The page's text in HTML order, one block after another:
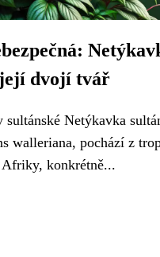
dvojí tvář
sultánské Netýkavka
walleriana, pochází z
konkrétně...